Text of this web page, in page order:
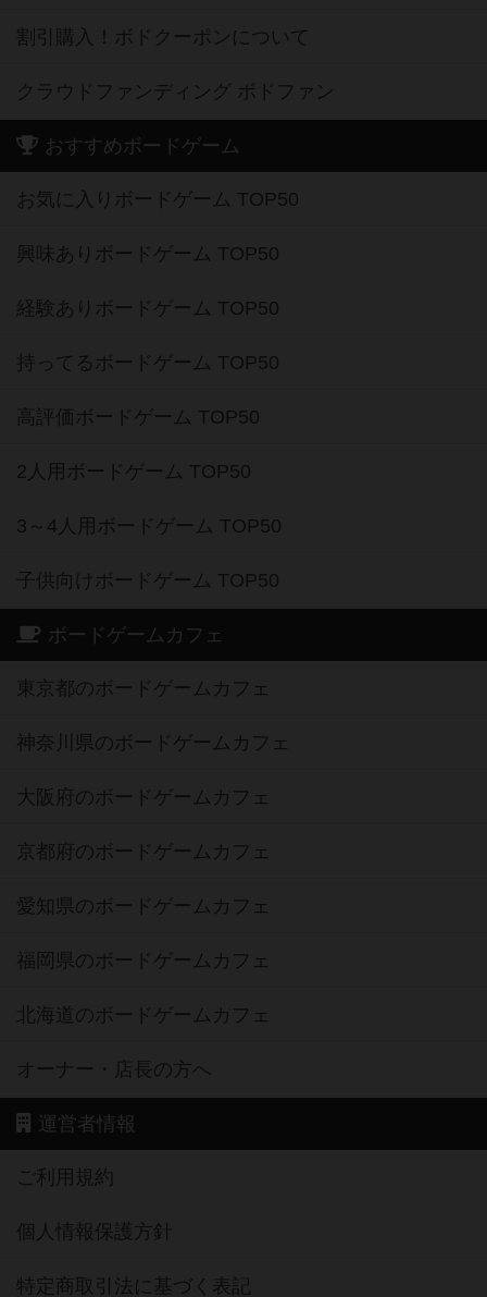
割引購入！ボドクーポンについて
クラウドファンディング ボドファン
おすすめボードゲーム
お気に入りボードゲーム TOP50
興味ありボードゲーム TOP50
経験ありボードゲーム TOP50
持ってるボードゲーム TOP50
高評価ボードゲーム TOP50
2人用ボードゲーム TOP50
3～4人用ボードゲーム TOP50
子供向けボードゲーム TOP50
ボードゲームカフェ
東京都のボードゲームカフェ
神奈川県のボードゲームカフェ
大阪府のボードゲームカフェ
京都府のボードゲームカフェ
愛知県のボードゲームカフェ
福岡県のボードゲームカフェ
北海道のボードゲームカフェ
オーナー・店長の方へ
運営者情報
ご利用規約
個人情報保護方針
特定商取引法に基づく表記